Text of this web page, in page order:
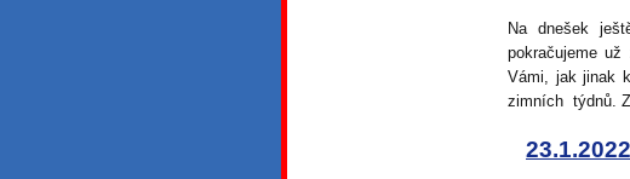
Na dnešek
pokračujeme
Vámi, jak jinak
zimních týdnů.